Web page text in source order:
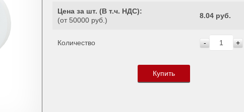
Цена за шт. (В т.ч. НДС):
(от 50000 руб.)
8.04 руб.
Количество - +
Купить